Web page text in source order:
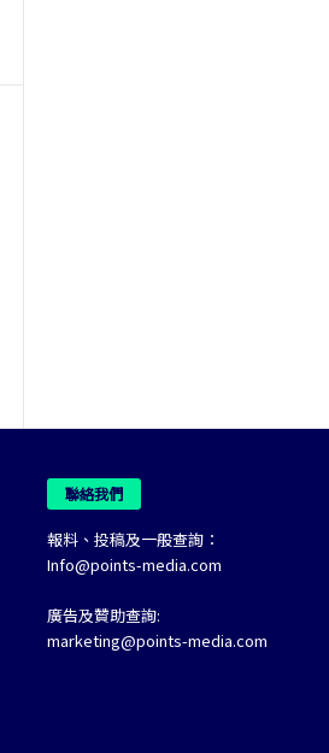
聯絡我們
報料、投稿及一般查詢：
Info@points-media.com
廣告及贊助查詢:
marketing@points-media.com